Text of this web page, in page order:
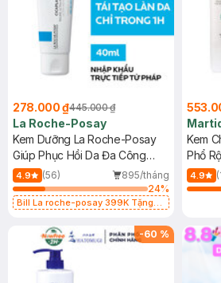
278.000 ₫445.000 ₫
La Roche-Posay
Kem Dưỡng La Roche-Posay
Giúp Phục Hồi Da Đa Công
Dụng 40ml
4.9 (56)
895/tháng
24%
Bill La roche-posay 399K Tặng
(SL có hạn)
Kem
Phổ
40ml
4.9
-60 %